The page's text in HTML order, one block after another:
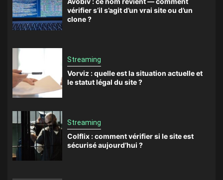
vérifier s’il s’agit d’un vrai site ou d’un
clone ?
Streaming
Vorviz : quelle est la situation actuelle et
le statut légal du site ?
Streaming
Colflix : comment vérifier si le site est
sécurisé aujourd’hui ?